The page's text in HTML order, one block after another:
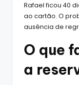
Rafael ficou 40
ao cartão. O
ausência de
O que
a